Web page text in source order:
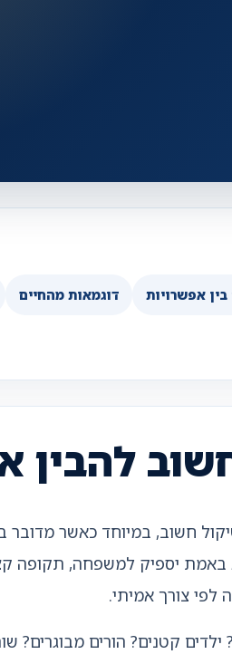
אפשרויות דוגמאות מהחיים
להבין
חשוב, במיוחד כאשר מדובר
באמת יספיק למשפחה, תקופה
לפי צורך אמיתי.
קטנים? הורים